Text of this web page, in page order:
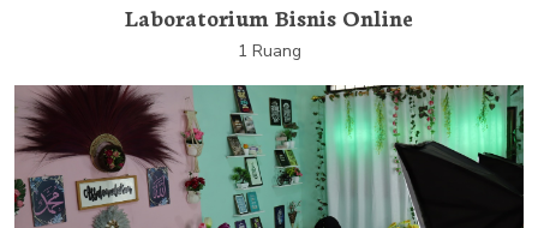
Laboratorium Bisnis Online
1 Ruang